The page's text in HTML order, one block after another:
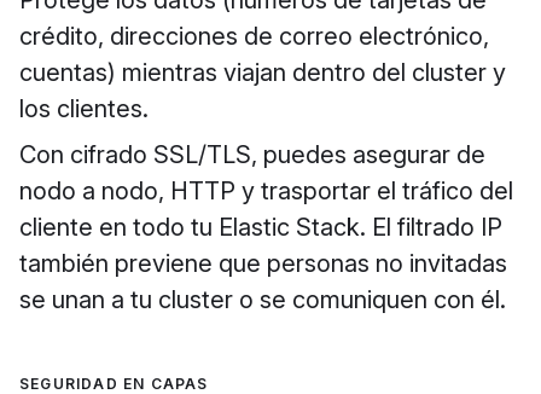
crédito, direcciones de correo electrónico,
cuentas) mientras viajan dentro del cluster y
los clientes.
Con cifrado SSL/TLS, puedes asegurar de
nodo a nodo, HTTP y trasportar el tráfico del
cliente en todo tu Elastic Stack. El filtrado IP
también previene que personas no invitadas
se unan a tu cluster o se comuniquen con él.
SEGURIDAD EN CAPAS